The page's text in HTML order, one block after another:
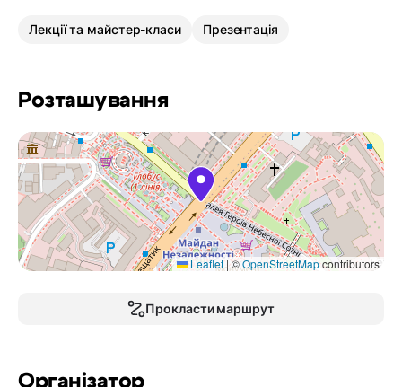
Лекції та майстер-класи Презентація
Розташування
Leaflet|©OpenStreetMapcontributors
Прокласти маршрут
Організатор